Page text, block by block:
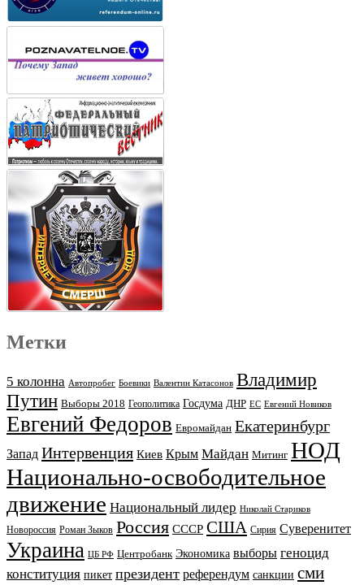
Метки
5 колонна Автопробег Боевики Валентин Катасонов Владимир
Путин Выборы 2018 Геополитика Госдума ДНР ЕС Евгений Новиков
Евгений Федоров Евромайдан Екатеринбург
Запад Интервенция Киев Крым Майдан Митинг НОД
Национально-освободительное
движение Национальный лидер Николай Стариков
Новороссия Роман Зыков Россия СССР США Сирия Суверенитет
Украина ЦБ РФ Центробанк Экономика выборы геноцид
конституция пикет президент референдум санкции сми